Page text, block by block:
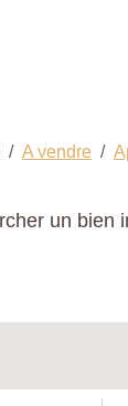
A vendre
un bien